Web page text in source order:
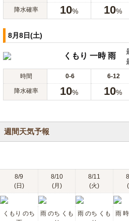
降水確率 10% 10%
8月8日(土)
くもり 一時 雨
時間 0-6 6-12
降水確率 10% 10%
週間天気予報
8/9
(日)
8/10
(月)
8/11
(火)
くもり のち
雨 のち くも
雨 のち くも
雨